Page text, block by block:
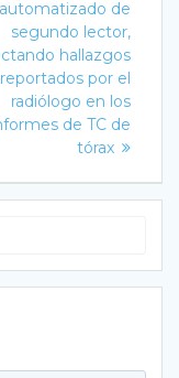
automatizado de
segundo lector,
hallazgos
por el
radiólogo en los
de TC de
tórax